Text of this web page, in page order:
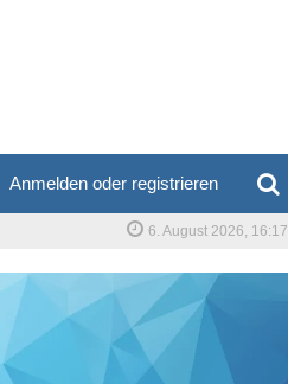
Anmelden oder registrieren
6. August 2026, 16:17